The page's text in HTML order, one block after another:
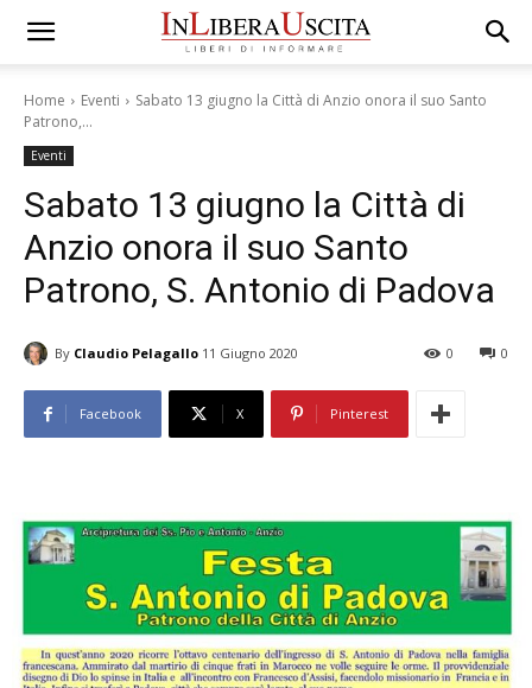
Home Eventi
Sabato 13 giugno la Città di Anzio onora il suo Santo
Patrono,...
Eventi
Sabato 13 giugno la Città di
Anzio onora il suo Santo
Patrono, S. Antonio di Padova
By Claudio Pelagallo 11 Giugno 2020 0
0
Facebook X Pinterest